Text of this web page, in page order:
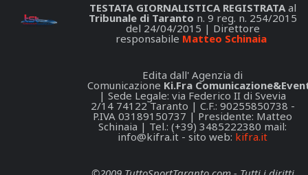
TESTATA GIORNALISTICA REGISTRATAal
Tribunale di Taranto n. 9 reg. n. 254/2015
del 24/04/2015 | Direttore
responsabile Matteo Schinaia
Edita dall' Agenzia di
Comunicazione Ki.Fra
| Sede Legale: via Federico II di Svevia
2/14 74122 Taranto | C.F.: 90255850738 -
P.IVA 03189150737 | Presidente: Matteo
Schinaia | Tel.: (+39) 3485222380 mail:
info@kifra.it - sito web: kifra.it